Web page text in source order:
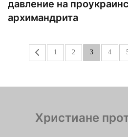
давление на
архимандрита
« 1 2 3 4
Христиане